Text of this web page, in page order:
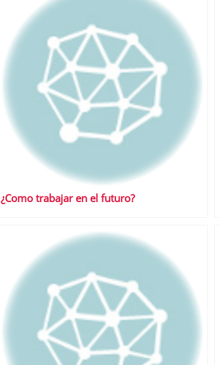
¿Como trabajar en el futuro?